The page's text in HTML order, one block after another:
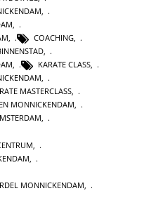
, COACHING,
,
, KARATE CLASS,
,
MASTERCLASS,
MONNICKENDAM,
,
MONNICKENDAM